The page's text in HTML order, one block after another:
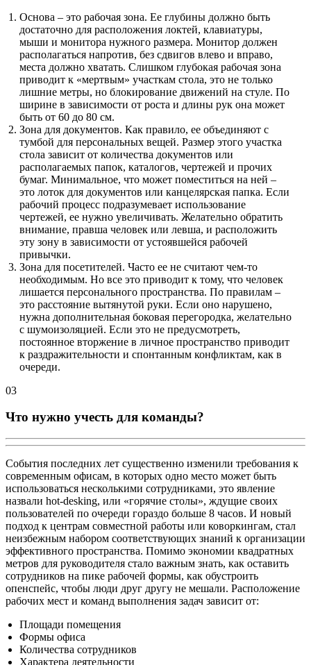
Основа – это рабочая зона. Ее глубины должно быть
достаточно для расположения локтей, клавиатуры,
мыши и монитора нужного размера. Монитор должен
располагаться напротив, без сдвигов влево и вправо,
места должно хватать. Слишком глубокая рабочая зона
приводит к «мертвым» участкам стола, это не только
лишние метры, но блокирование движений на стуле. По
ширине в зависимости от роста и длины рук она может
быть от 60 до 80 см.
Зона для документов. Как правило, ее объединяют с
тумбой для персональных вещей. Размер этого участка
стола зависит от количества документов или
располагаемых папок, каталогов, чертежей и прочих
бумаг. Минимальное, что может поместиться на ней –
это лоток для документов или канцелярская папка. Если
рабочий процесс подразумевает использование
чертежей, ее нужно увеличивать. Желательно обратить
внимание, правша человек или левша, и расположить
эту зону в зависимости от устоявшейся рабочей
привычки.
Зона для посетителей. Часто ее не считают чем-то
необходимым. Но все это приводит к тому, что человек
лишается персонального пространства. По правилам –
это расстояние вытянутой руки. Если оно нарушено,
нужна дополнительная боковая перегородка, желательно
с шумоизоляцией. Если это не предусмотреть,
постоянное вторжение в личное пространство приводит
к раздражительности и спонтанным конфликтам, как в
очереди.
03
Что нужно учесть для команды?
События последних лет существенно изменили требования к
современным офисам, в которых одно место может быть
использоваться несколькими сотрудниками, это явление
назвали hot-desking, или «горячие столы», ждущие своих
пользователей по очереди гораздо больше 8 часов. И новый
подход к центрам совместной работы или коворкингам, стал
неизбежным набором соответствующих знаний к организации
эффективного пространства. Помимо экономии квадратных
метров для руководителя стало важным знать, как оставить
сотрудников на пике рабочей формы, как обустроить
опенспейс, чтобы люди друг другу не мешали. Расположение
рабочих мест и команд выполнения задач зависит от:
Площади помещения
Формы офиса
Количества сотрудников
Характера деятельности